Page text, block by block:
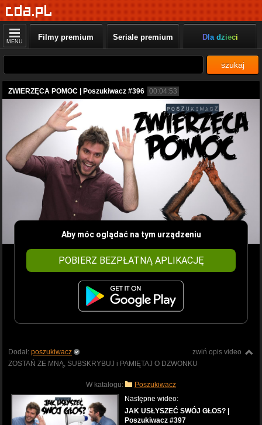
MENU Filmy premium Seriale premium Dla dzieci
szukaj
ZWIERZĘCA POMOC | Poszukiwacz #396 00:04:53
Aby móc oglądać na tym urządzeniu
POBIERZ BEZPŁATNĄ APLIKACJĘ
zwiń opis video
Dodał: poszukiwacz
ZOSTAŃ ZE MNĄ, SUBSKRYBUJ i PAMIĘTAJ O DZWONKU
W katalogu: Poszukiwacz
Następne wideo:
JAK USŁYSZEĆ SWÓJ GŁOS? |
Poszukiwacz #397